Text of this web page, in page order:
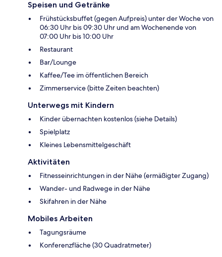
Speisen und Getränke
Frühstücksbuffet (gegen Aufpreis) unter der Woche von
06:30 Uhr bis 09:30 Uhr und am Wochenende von
07:00 Uhr bis 10:00 Uhr
Restaurant
Bar/Lounge
Kaffee/Tee im öffentlichen Bereich
Zimmerservice (bitte Zeiten beachten)
Unterwegs mit Kindern
Kinder übernachten kostenlos (siehe Details)
Spielplatz
Kleines Lebensmittelgeschäft
Aktivitäten
Fitnesseinrichtungen in der Nähe (ermäßigter Zugang)
Wander- und Radwege in der Nähe
Skifahren in der Nähe
Mobiles Arbeiten
Tagungsräume
Konferenzfläche (30 Quadratmeter)